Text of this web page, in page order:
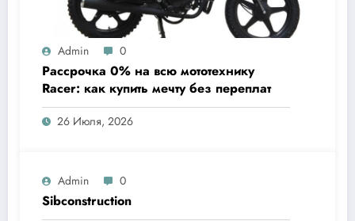
Admin 0
Рассрочка 0% на всю мототехнику
Racer: как купить мечту без переплат
26 Июля, 2026
Admin 0
Sibconstruction